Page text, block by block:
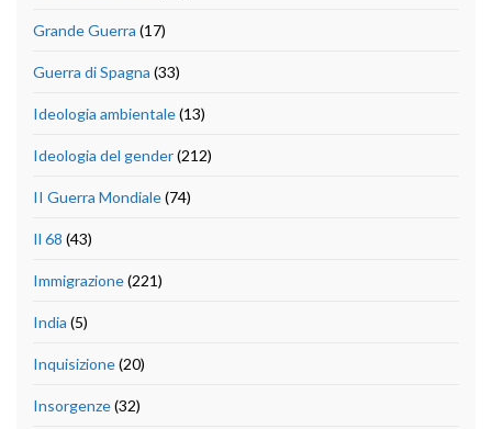
Grande Guerra (17)
Guerra di Spagna (33)
Ideologia ambientale(13)
Ideologia del gender(212)
II Guerra Mondiale(74)
Il 68 (43)
Immigrazione(221)
India (5)
Inquisizione(20)
Insorgenze(32)